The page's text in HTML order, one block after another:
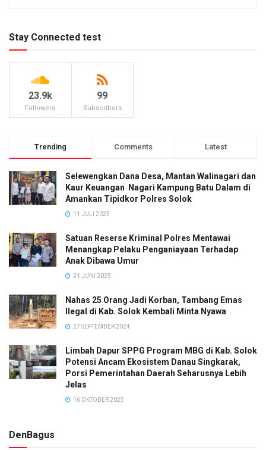
Stay Connected test
23.9k
Followers
99
Subscribers
Trending Comments Latest
Selewengkan Dana Desa, Mantan Walinagari dan
Kaur Keuangan Nagari Kampung Batu Dalam di
Amankan Tipidkor Polres Solok
11 JULI 2025
Satuan Reserse Kriminal Polres Mentawai
Menangkap Pelaku Penganiayaan Terhadap
Anak Dibawa Umur
21 JUNI 2025
Nahas 25 Orang Jadi Korban, Tambang Emas
Ilegal di Kab. Solok Kembali Minta Nyawa
27 SEPTEMBER 2024
Limbah Dapur SPPG Program MBG di Kab. Solok
Potensi Ancam Ekosistem Danau Singkarak,
Porsi Pemerintahan Daerah Seharusnya Lebih
Jelas
16 OKTOBER 2025
DenBagus